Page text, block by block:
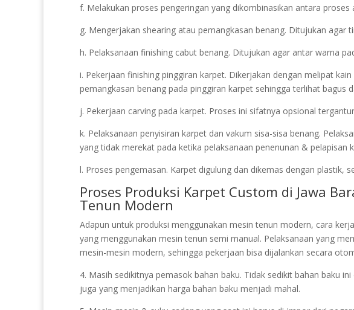
f. Melakukan proses pengeringan yang dikombinasikan antara
g. Mengerjakan shearing atau pemangkasan benang. Ditujukan agar
h. Pelaksanaan finishing cabut benang. Ditujukan agar antar warna
i. Pekerjaan finishing pinggiran karpet. Dikerjakan dengan melipat
pemangkasan benang pada pinggiran karpet sehingga terlihat bagus
j. Pekerjaan carving pada karpet. Proses ini sifatnya opsional
k. Pelaksanaan penyisiran karpet dan vakum sisa-sisa benang.
yang tidak merekat pada ketika pelaksanaan penenunan & pelapisan
l. Proses pengemasan. Karpet digulung dan dikemas dengan plastik,
Proses Produksi Karpet Custom di Jawa
Tenun Modern
Adapun untuk produksi menggunakan mesin tenun modern, cara
yang menggunakan mesin tenun semi manual. Pelaksanaan yang
mesin-mesin modern, sehingga pekerjaan bisa dijalankan secara
4. Masih sedikitnya pemasok bahan baku. Tidak sedikit bahan baku
juga yang menjadikan harga bahan baku menjadi mahal.